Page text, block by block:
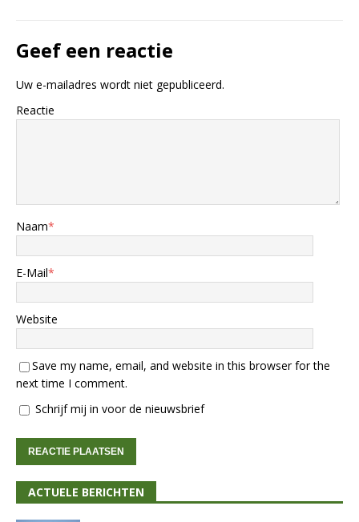
Geef een reactie
Uw e-mailadres wordt niet gepubliceerd.
Reactie
Naam*
E-Mail*
Website
Save my name, email, and website in this browser for the
next time I comment.
Schrijf mij in voor de nieuwsbrief
ACTUELE BERICHTEN